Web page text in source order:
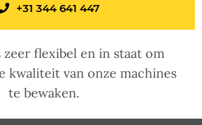
+31 344 641 447
zeer flexibel en in staat om
kwaliteit van onze machines
te bewaken.